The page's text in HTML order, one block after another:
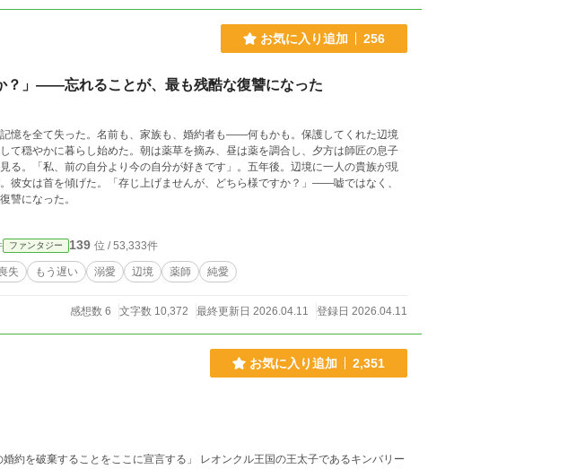
お気に入り追加 256
？」——忘れることが、最も残酷な復讐になった
憶を全て失った。名前も、家族も、婚約者も——何もかも。保護してくれた辺境
て穏やかに暮らし始めた。朝は薬草を摘み、昼は薬を調合し、夕方は師匠の息子
。「私、前の自分より今の自分が好きです」。五年後。辺境に一人の貴族が現
彼女は首を傾げた。「存じ上げませんが、どちら様ですか？」——嘘ではなく、
讐になった。
ファンタジー 139 位 / 53,333件
失 もう遅い 溺愛 辺境 薬師 純愛
感想数 6 文字数 10,372 最終更新日 2026.04.11 登録日 2026.04.11
お気に入り追加 2,351
婚約を破棄することをここに宣言する」 レオンクル王国の王太子であるキンバリー